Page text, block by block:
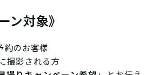
ン対象》
約のお客様
撮影される方